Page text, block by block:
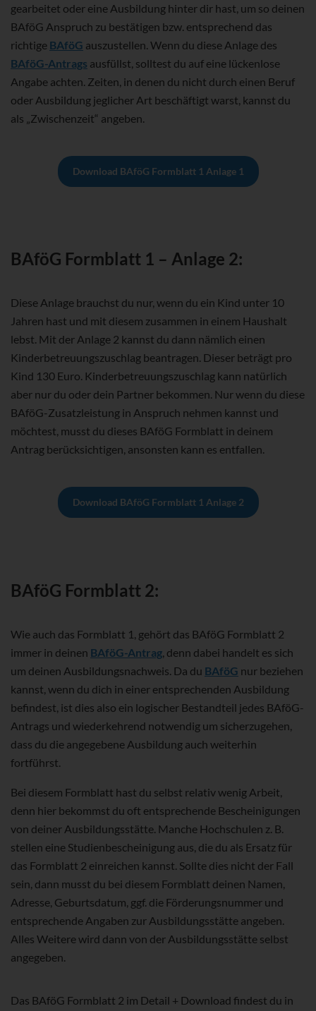
gearbeitet oder eine Ausbildung hinter dir hast, um so deinen
BAföG Anspruch zu bestätigen bzw. entsprechend das
richtige BAföG auszustellen. Wenn du diese Anlage des
BAföG-Antrags ausfüllst, solltest du auf eine lückenlose
Angabe achten. Zeiten, in denen du nicht durch einen Beruf
oder Ausbildung jeglicher Art beschäftigt warst, kannst du
als „Zwischenzeit“ angeben.
Download BAföG Formblatt 1 Anlage 1
BAföG Formblatt 1 – Anlage 2:
Diese Anlage brauchst du nur, wenn du ein Kind unter 10
Jahren hast und mit diesem zusammen in einem Haushalt
lebst. Mit der Anlage 2 kannst du dann nämlich einen
Kinderbetreuungszuschlag beantragen. Dieser beträgt pro
Kind 130 Euro. Kinderbetreuungszuschlag kann natürlich
aber nur du oder dein Partner bekommen. Nur wenn du diese
BAföG-Zusatzleistung in Anspruch nehmen kannst und
möchtest, musst du dieses BAföG Formblatt in deinem
Antrag berücksichtigen, ansonsten kann es entfallen.
Download BAföG Formblatt 1 Anlage 2
BAföG Formblatt 2:
Wie auch das Formblatt 1, gehört das BAföG Formblatt 2
immer in deinen BAföG-Antrag, denn dabei handelt es sich
um deinen Ausbildungsnachweis. Da du BAföG nur beziehen
kannst, wenn du dich in einer entsprechenden Ausbildung
befindest, ist dies also ein logischer Bestandteil jedes BAföG-
Antrags und wiederkehrend notwendig um sicherzugehen,
dass du die angegebene Ausbildung auch weiterhin
fortführst.
Bei diesem Formblatt hast du selbst relativ wenig Arbeit,
denn hier bekommst du oft entsprechende Bescheinigungen
von deiner Ausbildungsstätte. Manche Hochschulen z. B.
stellen eine Studienbescheinigung aus, die du als Ersatz für
das Formblatt 2 einreichen kannst. Sollte dies nicht der Fall
sein, dann musst du bei diesem Formblatt deinen Namen,
Adresse, Geburtsdatum, ggf. die Förderungsnummer und
entsprechende Angaben zur Ausbildungsstätte angeben.
Alles Weitere wird dann von der Ausbildungsstätte selbst
angegeben.
Das BAföG Formblatt 2 im Detail + Download findest du in